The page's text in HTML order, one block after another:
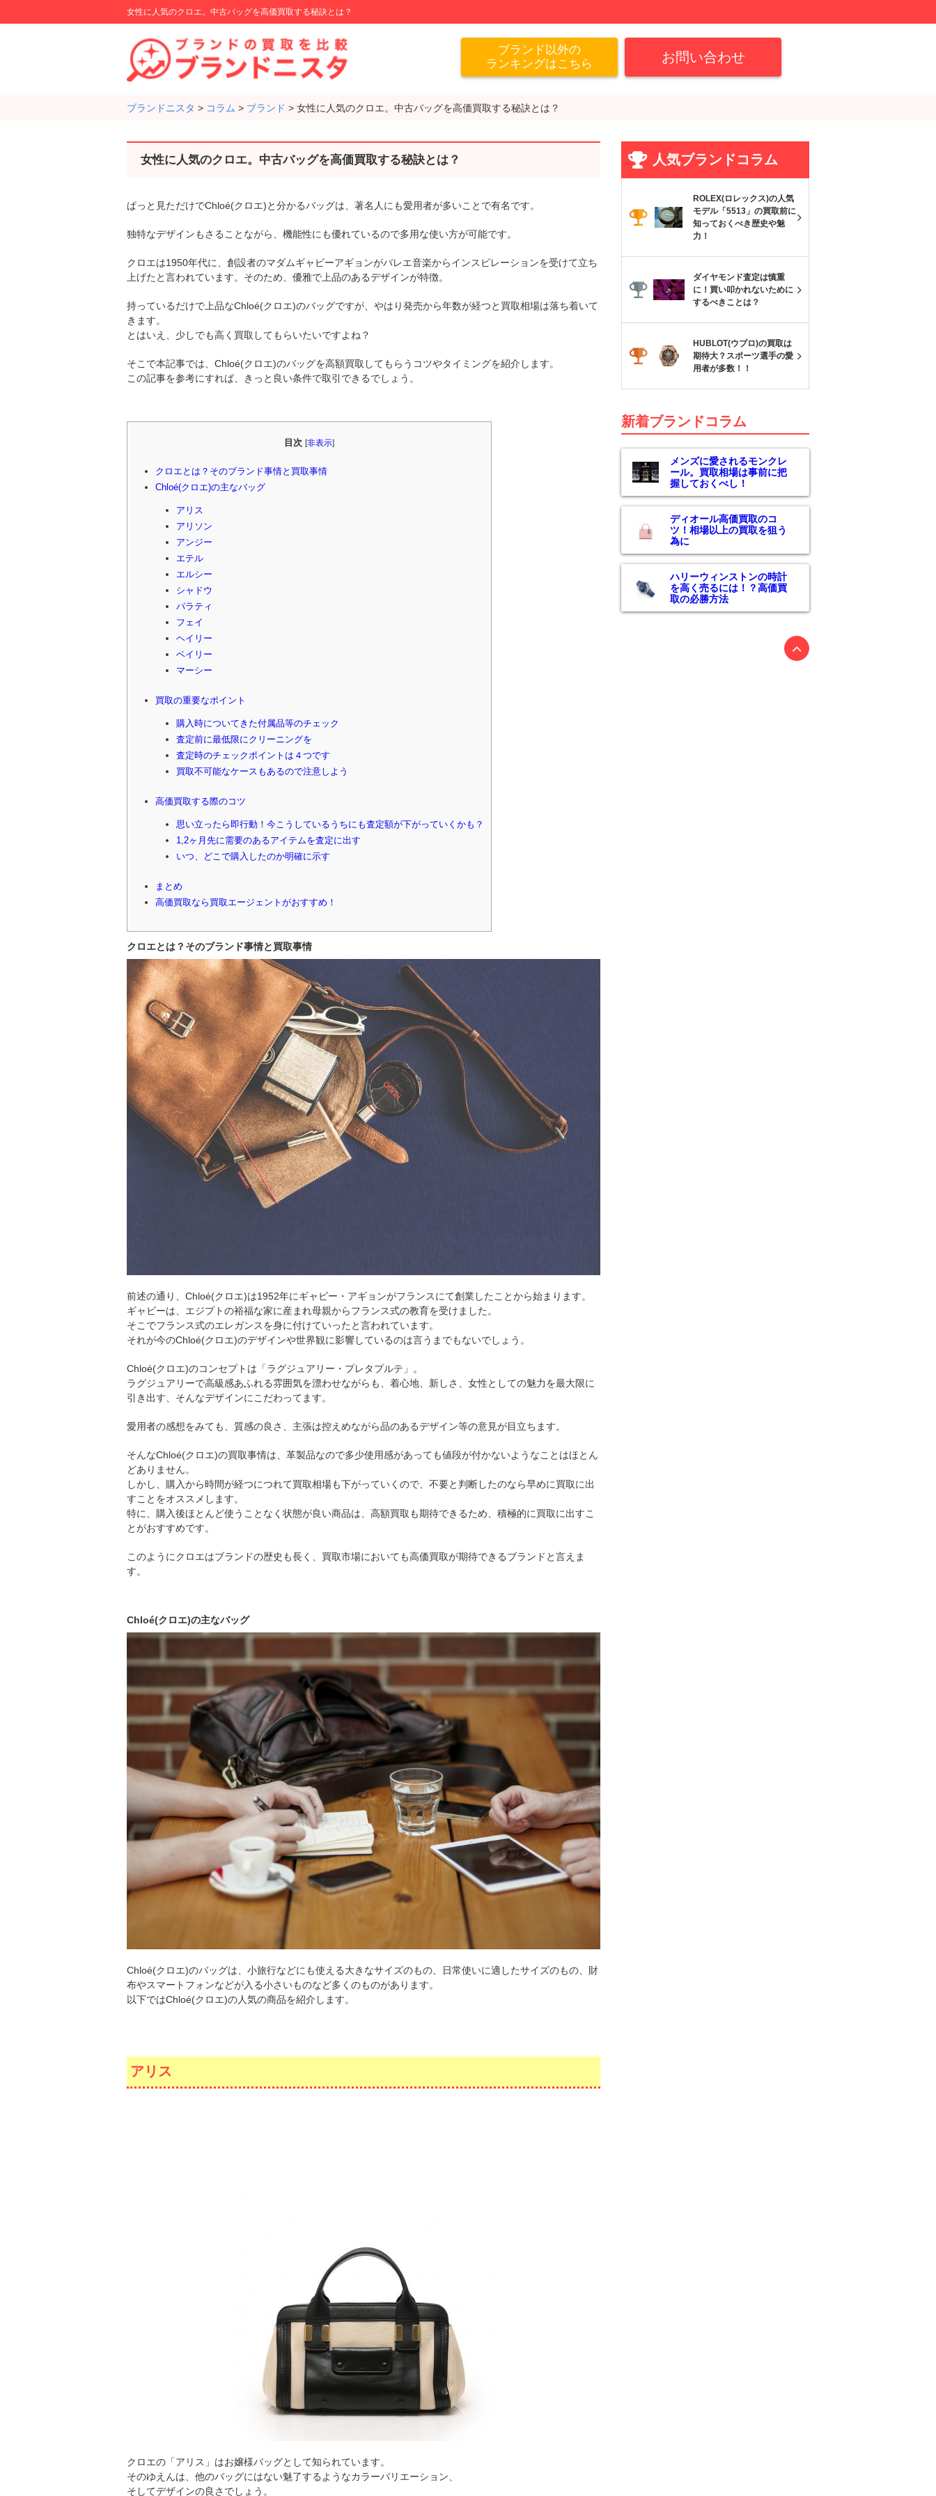
女性に人気のクロエ。中古バッグを高価買取する秘訣とは？
ブランド以外の
ランキングはこちら
お問い合わせ
ブランドニスタ > コラム > ブランド > 女性に人気のクロエ。中古バッグを高価買取する秘訣とは？
女性に人気のクロエ。中古バッグを高価買取する秘訣とは？
ぱっと見ただけでChloé(クロエ)と分かるバッグは、著名人にも愛用者が多いことで有名です。
独特なデザインもさることながら、機能性にも優れているので多用な使い方が可能です。
クロエは1950年代に、創設者のマダムギャビーアギョンがバレエ音楽からインスピレーションを受けて立ち
上げたと言われています。そのため、優雅で上品のあるデザインが特徴。
持っているだけで上品なChloé(クロエ)のバッグですが、やはり発売から年数が経つと買取相場は落ち着いて
きます。
とはいえ、少しでも高く買取してもらいたいですよね？
そこで本記事では、Chloé(クロエ)のバッグを高額買取してもらうコツやタイミングを紹介します。
この記事を参考にすれば、きっと良い条件で取引できるでしょう。
目次 [非表示]
クロエとは？そのブランド事情と買取事情
Chloé(クロエ)の主なバッグ
アリス
アリソン
アンジー
エテル
エルシー
シャドウ
パラティ
フェイ
ヘイリー
ベイリー
マーシー
買取の重要なポイント
購入時についてきた付属品等のチェック
査定前に最低限にクリーニングを
査定時のチェックポイントは４つです
買取不可能なケースもあるので注意しよう
高価買取する際のコツ
思い立ったら即行動！今こうしているうちにも査定額が下がっていくかも？
1,2ヶ月先に需要のあるアイテムを査定に出す
いつ、どこで購入したのか明確に示す
まとめ
高価買取なら買取エージェントがおすすめ！
クロエとは？そのブランド事情と買取事情
前述の通り、Chloé(クロエ)は1952年にギャビー・アギョンがフランスにて創業したことから始まります。
ギャビーは、エジプトの裕福な家に産まれ母親からフランス式の教育を受けました。
そこでフランス式のエレガンスを身に付けていったと言われています。
それが今のChloé(クロエ)のデザインや世界観に影響しているのは言うまでもないでしょう。
Chloé(クロエ)のコンセプトは「ラグジュアリー・プレタプルテ」。
ラグジュアリーで高級感あふれる雰囲気を漂わせながらも、着心地、新しさ、女性としての魅力を最大限に
引き出す、そんなデザインにこだわってます。
愛用者の感想をみても、質感の良さ、主張は控えめながら品のあるデザイン等の意見が目立ちます。
そんなChloé(クロエ)の買取事情は、革製品なので多少使用感があっても値段が付かないようなことはほとん
どありません。
しかし、購入から時間が経つにつれて買取相場も下がっていくので、不要と判断したのなら早めに買取に出
すことをオススメします。
特に、購入後ほとんど使うことなく状態が良い商品は、高額買取も期待できるため、積極的に買取に出すこ
とがおすすめです。
このようにクロエはブランドの歴史も長く、買取市場においても高価買取が期待できるブランドと言えま
す。
Chloé(クロエ)の主なバッグ
Chloé(クロエ)のバッグは、小旅行などにも使える大きなサイズのもの、日常使いに適したサイズのもの、財
布やスマートフォンなどが入る小さいものなど多くのものがあります。
以下ではChloé(クロエ)の人気の商品を紹介します。
アリス
クロエの「アリス」はお嬢様バッグとして知られています。
そのゆえんは、他のバッグにはない魅了するようなカラーバリエーション、
そしてデザインの良さでしょう。
人気ブランドコラム
ROLEX(ロレックス)の人気
モデル「5513」の買取前に
知っておくべき歴史や魅
力！
ダイヤモンド査定は慎重
に！買い叩かれないために
するべきことは？
HUBLOT(ウブロ)の買取は
期待大？スポーツ選手の愛
用者が多数！！
新着ブランドコラム
メンズに愛されるモンクレ
ール。買取相場は事前に把
握しておくべし！
ディオール高価買取のコ
ツ！相場以上の買取を狙う
為に
ハリーウィンストンの時計
を高く売るには！？高価買
取の必勝方法